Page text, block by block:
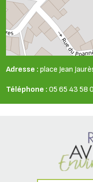
Adresse : place Jean
Téléphone : 05 65 43 58